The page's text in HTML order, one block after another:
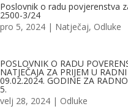
Poslovnik o radu povjerenstva
2500-3/24
pro 5, 2024 | Natječaj, Odluke
POSLOVNIK O RADU
NATJEČAJA ZA PRIJEM U
09.02.2024. GODINE ZA
5.
velj 28, 2024 | Odluke